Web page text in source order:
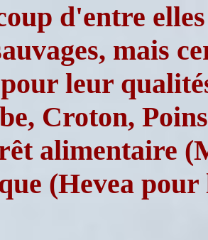
d'entre
mais
leur
Croton,
alimentaire
(Hevea